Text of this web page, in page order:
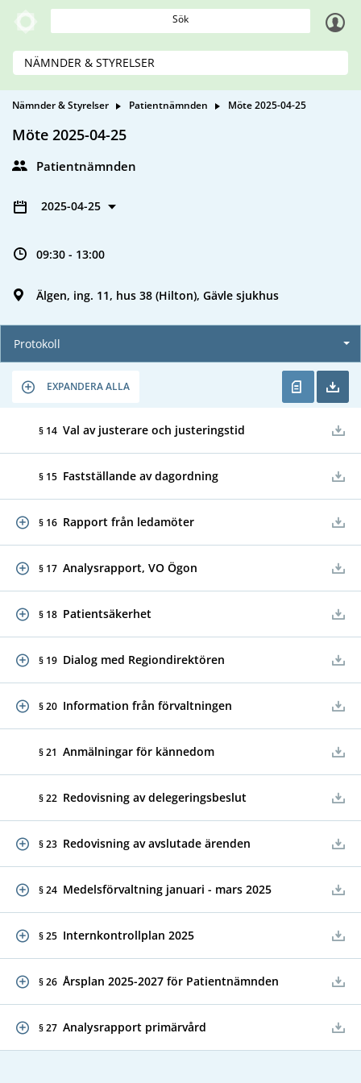
Sök
NÄMNDER & STYRELSER
Nämnder & Styrelser Patientnämnden Möte 2025-04-25
Möte 2025-04-25
Patientnämnden
2025-04-25
09:30 - 13:00
Älgen, ing. 11, hus 38 (Hilton), Gävle sjukhus
Protokoll
EXPANDERA ALLA
§ 14 Val av justerare och justeringstid
§ 15 Fastställande av dagordning
§ 16 Rapport från ledamöter
§ 17 Analysrapport, VO Ögon
§ 18 Patientsäkerhet
§ 19 Dialog med Regiondirektören
§ 20 Information från förvaltningen
§ 21 Anmälningar för kännedom
§ 22 Redovisning av delegeringsbeslut
§ 23 Redovisning av avslutade ärenden
§ 24 Medelsförvaltning januari - mars 2025
§ 25 Internkontrollplan 2025
§ 26 Årsplan 2025-2027 för Patientnämnden
§ 27 Analysrapport primärvård